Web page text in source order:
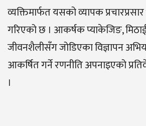
व्यक्तिमार्फत यसको व्यापक
गरिएको छ । आकर्षक प्याकेजिङ,
जीवनशैलीसँग जोडिएका विज्ञापन
आकर्षित गर्ने रणनीति अपनाइएको
।